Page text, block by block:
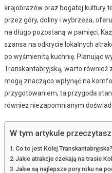
krajobrazów oraz bogatej kultury
przez góry, doliny i wybrzeża,
na długo pozostaną w pamięci.
szansa na odkrycie lokalnych
po wyśmienitą kuchnię. Planując
Transkantabryjską, warto również
mogą znacząco wpłynąć na
przygotowaniem, ta przygoda
również niezapomnianym
W tym artykule przeczytasz
Co to jest Kolej Transkantabryjska?
Jakie atrakcje czekają na trasie
Jakie są najlepsze pory roku na